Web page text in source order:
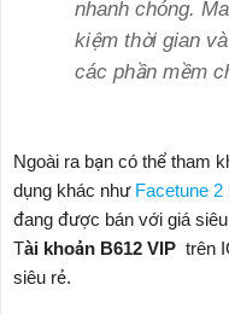
nhanh chóng.
kiệm thời gian
các phần mềm
Ngoài ra bạn có thể tham
dụng khác như Facetune 2
đang được bán với giá
Tài khoản B612 VIP trên
siêu rẻ.